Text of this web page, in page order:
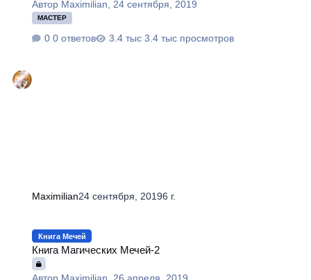
Автор Maximilian 24 сентября, 2019
МАСТЕР
0 ответов 3.4 тыс просмотров
Maximilian24 сентября, 20196 г.
Книга Мечей
Книга Магических Мечей-2